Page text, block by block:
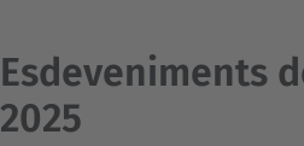
Esdeveniments
2025